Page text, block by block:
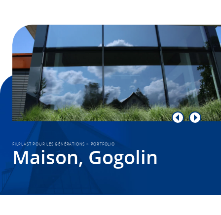
FILPLAST POUR LES GÉNÉRATIONS > PORTFOLIO
Maison, Gogolin